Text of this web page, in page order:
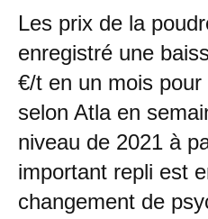
Les prix de la
enregistré une
€/t en un mois
selon Atla en
niveau de 2021 à
important repli est
changement de